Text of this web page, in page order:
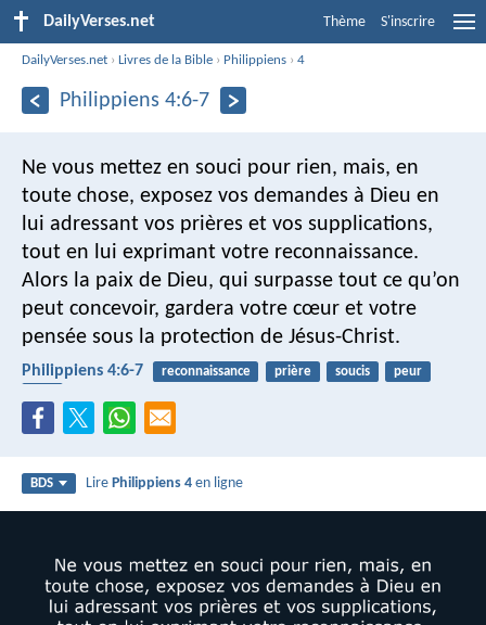
DailyVerses.net Thème S'inscrire
DailyVerses.net ›Livres de la Bible › Philippiens ›4
Philippiens 4:6-7
Ne vous mettez en souci pour rien, mais, en
toute chose, exposez vos demandes à Dieu en
lui adressant vos prières et vos supplications,
tout en lui exprimant votre reconnaissance.
Alors la paix de Dieu, qui surpasse tout ce qu’on
peut concevoir, gardera votre cœur et votre
pensée sous la protection de Jésus-Christ.
Philippiens 4:6-7 reconnaissance prière soucis
peur
BDS LirePhilippiens 4 en ligne